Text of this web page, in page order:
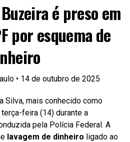
é preso em
por esquema de
• 14 de outubro de 2025
Silva, mais conhecido como
feira (14) durante a
pela Polícia Federal. A
lavagem de dinheiro ligado ao